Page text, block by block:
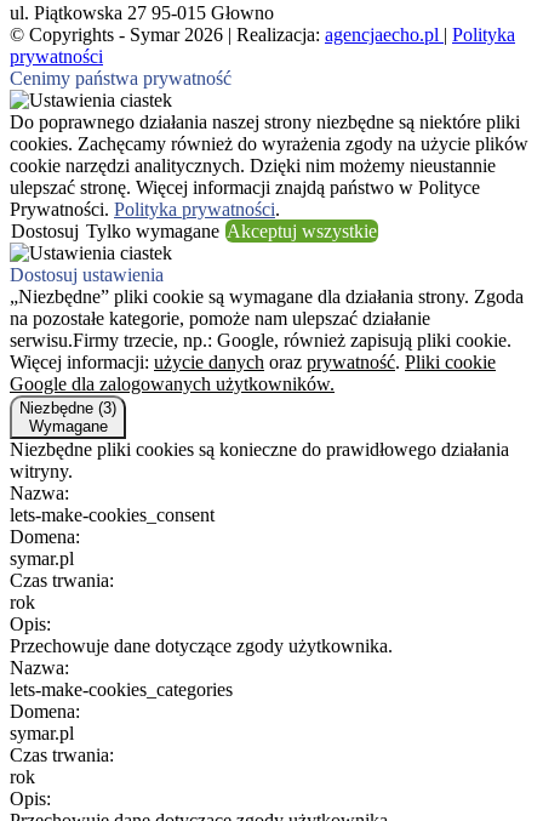
ul. Piątkowska 27 95-015 Głowno
© Copyrights - Symar 2026 | Realizacja: agencjaecho.pl | Polityka
prywatności
Cenimy państwa prywatność
Do poprawnego działania naszej strony niezbędne są niektóre pliki
cookies. Zachęcamy również do wyrażenia zgody na użycie plików
cookie narzędzi analitycznych. Dzięki nim możemy nieustannie
ulepszać stronę. Więcej informacji znajdą państwo w Polityce
Prywatności. Polityka prywatności.
Dostosuj Tylko wymagane Akceptuj wszystkie
Dostosuj ustawienia
„Niezbędne” pliki cookie są wymagane dla działania strony. Zgoda
na pozostałe kategorie, pomoże nam ulepszać działanie
serwisu.Firmy trzecie, np.: Google, również zapisują pliki cookie.
Więcej informacji: użycie danych oraz prywatność. Pliki cookie
Google dla zalogowanych użytkowników.
Niezbędne (3)
Wymagane
Niezbędne pliki cookies są konieczne do prawidłowego działania
witryny.
Nazwa:
lets-make-cookies_consent
Domena:
symar.pl
Czas trwania:
rok
Opis:
Przechowuje dane dotyczące zgody użytkownika.
Nazwa:
lets-make-cookies_categories
Domena:
symar.pl
Czas trwania:
rok
Opis: